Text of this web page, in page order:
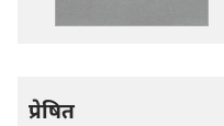
प्रेषित